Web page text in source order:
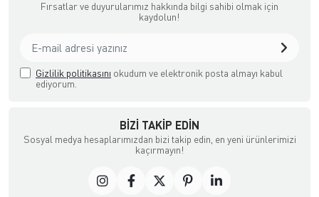
Fırsatlar ve duyurularımız hakkında bilgi sahibi olmak için
kaydolun!
Gizlilik politikasını okudum ve elektronik posta almayı kabul
ediyorum.
BIZI TAKIP EDIN
Sosyal medya hesaplarımızdan bizi takip edin, en yeni ürünlerimizi
kaçırmayın!